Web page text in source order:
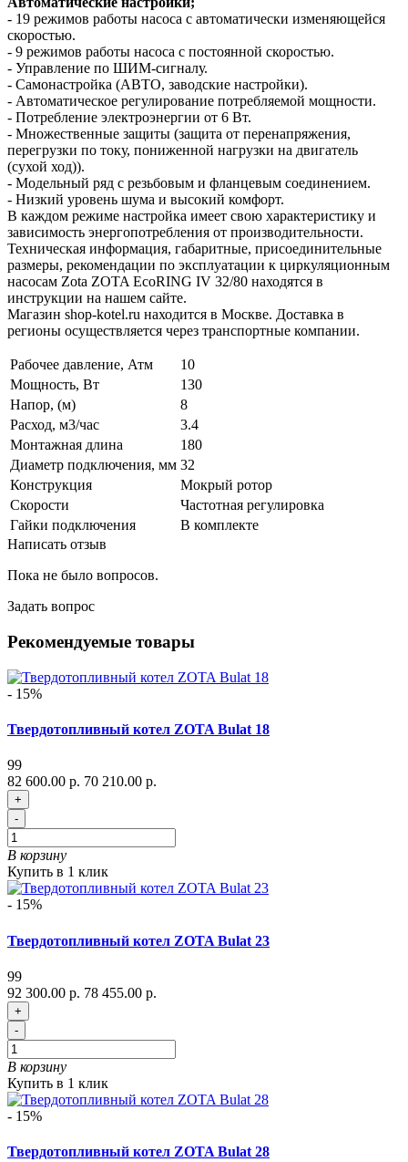
- 19 режимов работы насоса с автоматически изменяющейся
скоростью.
- 9 режимов работы насоса с постоянной скоростью.
- Управление по ШИМ-сигналу.
- Самонастройка (АВТО, заводские настройки).
- Автоматическое регулирование потребляемой мощности.
- Потребление электроэнергии от 6 Вт.
- Множественные защиты (защита от перенапряжения,
перегрузки по току, пониженной нагрузки на двигатель
(сухой ход)).
- Модельный ряд с резьбовым и фланцевым соединением.
- Низкий уровень шума и высокий комфорт.
В каждом режиме настройка имеет свою характеристику и
зависимость энергопотребления от производительности.
Техническая информация, габаритные, присоединительные
размеры, рекомендации по эксплуатации к циркуляционным
насосам Zota ZOTA EcoRING IV 32/80 находятся в
инструкции на нашем сайте.
Магазин shop-kotel.ru находится в Москве. Доставка в
регионы осуществляется через транспортные компании.
Рабочее давление, Атм
10
Мощность, Вт
130
Напор, (м)
8
Расход, м3/час
3.4
Монтажная длина
180
Диаметр подключения, мм 32
Конструкция
Мокрый ротор
Скорости
Частотная регулировка
Гайки подключения
В комплекте
Написать отзыв
Пока не было вопросов.
Задать вопрос
Рекомендуемые товары
- 15%
Твердотопливный котел ZOTA Bulat 18
99
82 600.00 р. 70 210.00 р.
+
-
В корзину
Купить в 1 клик
- 15%
Твердотопливный котел ZOTA Bulat 23
99
92 300.00 р. 78 455.00 р.
+
-
В корзину
Купить в 1 клик
- 15%
Твердотопливный котел ZOTA Bulat 28